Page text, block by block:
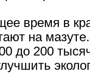
время в
на
до 200